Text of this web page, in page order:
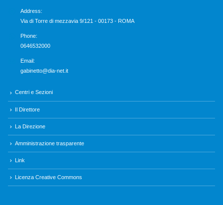
Address:
Via di Torre di mezzavia 9/121 - 00173 - ROMA
Phone:
0646532000
Email:
gabinetto@dia-net.it
Centri e Sezioni
Il Direttore
La Direzione
Amministrazione trasparente
Link
Licenza Creative Commons